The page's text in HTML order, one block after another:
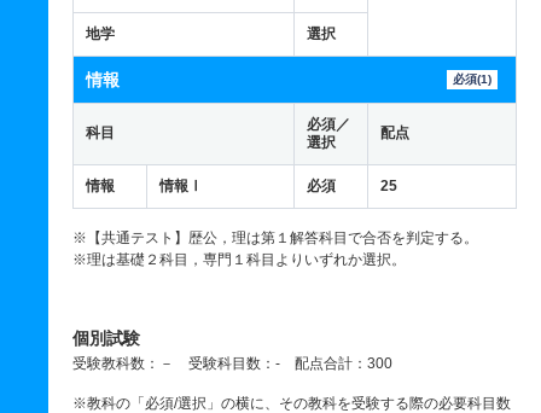
地学 選択
情報 必須(1)
科目
必須／
選択
配点
情報 情報Ⅰ 必須 25
※【共通テスト】歴公，理は第１解答科目で合否を判定する。
※理は基礎２科目，専門１科目よりいずれか選択。
個別試験
受験教科数：－ 受験科目数：- 配点合計：300
※教科の「必須/選択」の横に、その教科を受験する際の必要科目数